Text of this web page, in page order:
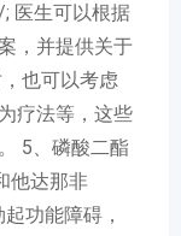
医生可以根据
，并提供关于
也可以考虑
疗法等，这些
5、磷酸二酯
他达那非
功能障碍，